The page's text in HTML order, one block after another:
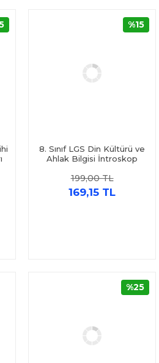
8. Sınıf LGS Din Kültürü ve
Ahlak Bilgisi İntroskop
199,00 TL
169,15 TL
%15
%25